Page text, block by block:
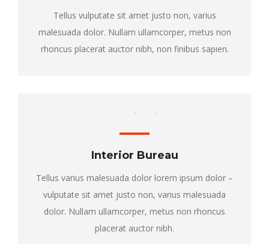
Tellus vulputate sit amet justo non, varius
malesuada dolor. Nullam ullamcorper, metus non
rhoncus placerat auctor nibh, non finibus sapien.
Interior Bureau
Tellus varius malesuada dolor lorem ipsum dolor –
vulputate sit amet justo non, varius malesuada
dolor. Nullam ullamcorper, metus non rhoncus
placerat auctor nibh.